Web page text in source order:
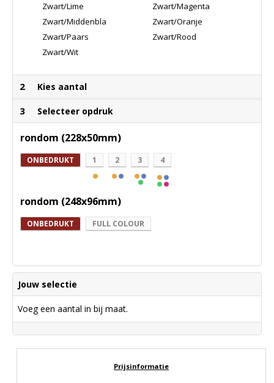
Zwart/Lime
Zwart/Magenta
Zwart/Middenblauw
Zwart/Oranje
Zwart/Paars
Zwart/Rood
Zwart/Wit
2 Kies aantal
3 Selecteer opdruk
rondom (228x50mm)
ONBEDRUKT 1 2 3 4
rondom (248x96mm)
ONBEDRUKT FULL COLOUR
Jouw selectie
Voeg een aantal in bij maat.
Prijsinformatie